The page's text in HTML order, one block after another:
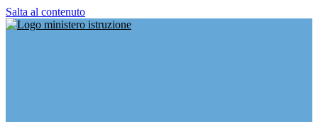
Salta al contenuto